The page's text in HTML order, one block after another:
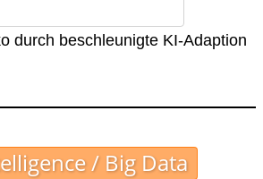
durch beschleunigte KI-Adaption
/ Big Data